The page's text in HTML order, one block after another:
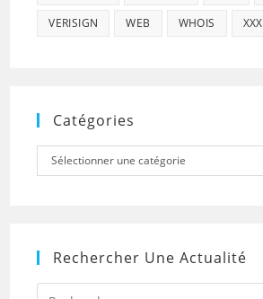
VERISIGN WEB WHOIS XXX
Catégories
Catégories
Sélectionner une catégorie
Rechercher Une Actualité